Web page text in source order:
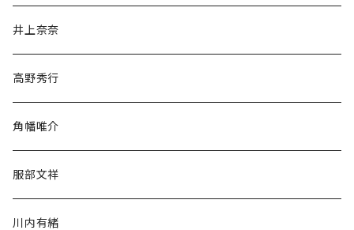
文学・小説・物語
随筆・ノンフィクション・その他
井上奈奈
高野秀行
角幡唯介
服部文祥
川内有緒